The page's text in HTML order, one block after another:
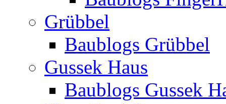
Grübbel
Baublogs Grübbel
Gussek Haus
Baublogs Gussek